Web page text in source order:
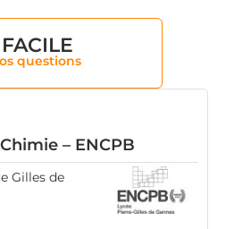
questions
– ENCPB
Gilles de